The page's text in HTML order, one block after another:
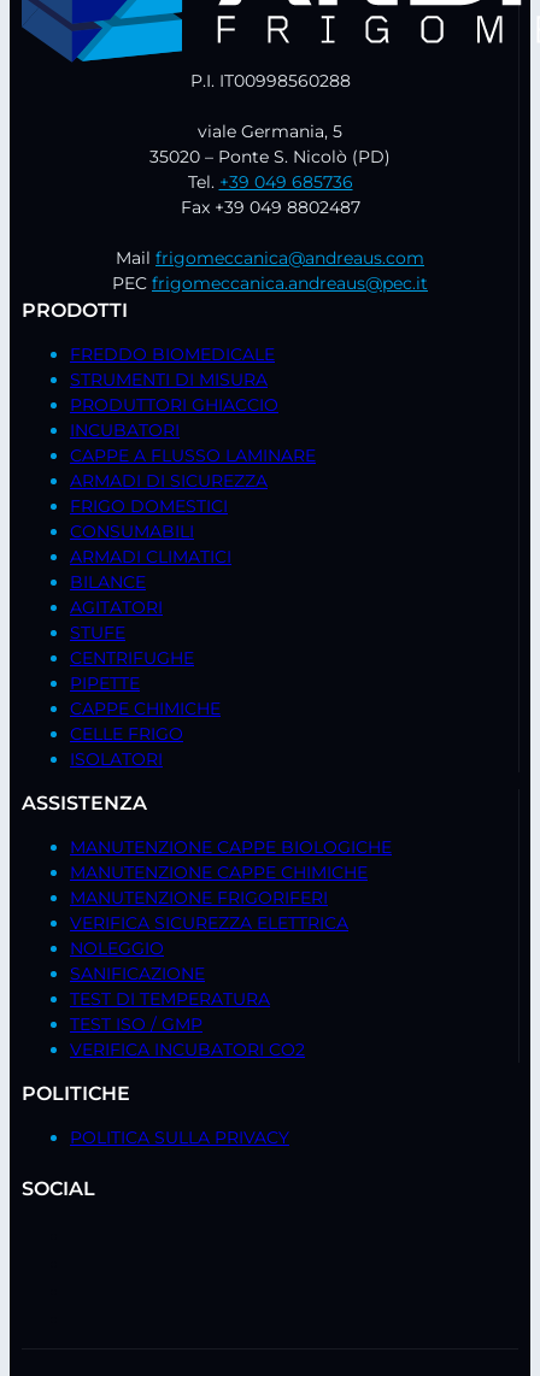
P.I. IT00998560288
viale Germania, 5
35020 – Ponte S. Nicolò (PD)
Tel. +39 049 685736
Fax +39 049 8802487
Mail frigomeccanica@andreaus.com
PEC frigomeccanica.andreaus@pec.it
PRODOTTI
FREDDO BIOMEDICALE
STRUMENTI DI MISURA
PRODUTTORI GHIACCIO
INCUBATORI
CAPPE A FLUSSO LAMINARE
ARMADI DI SICUREZZA
FRIGO DOMESTICI
CONSUMABILI
ARMADI CLIMATICI
BILANCE
AGITATORI
STUFE
CENTRIFUGHE
PIPETTE
CAPPE CHIMICHE
CELLE FRIGO
ISOLATORI
ASSISTENZA
MANUTENZIONE CAPPE BIOLOGICHE
MANUTENZIONE CAPPE CHIMICHE
MANUTENZIONE FRIGORIFERI
VERIFICA SICUREZZA ELETTRICA
NOLEGGIO
SANIFICAZIONE
TEST DI TEMPERATURA
TEST ISO / GMP
VERIFICA INCUBATORI CO2
POLITICHE
POLITICA SULLA PRIVACY
SOCIAL